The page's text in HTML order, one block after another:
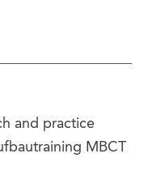
and practice
MBCT